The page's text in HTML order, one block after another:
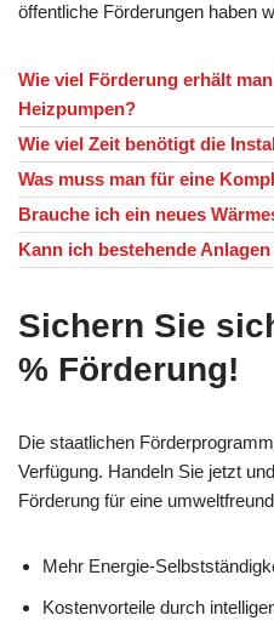
öffentliche Förderungen haben
Wie viel Förderung erhält
Heizpumpen?
Wie viel Zeit benötigt die
Was muss man für eine
Brauche ich ein neues
Kann ich bestehende
Sichern Sie
% Förderung!
Die staatlichen
Verfügung. Handeln Sie jetzt
Förderung für eine
Mehr Energie-
Kostenvorteile durch